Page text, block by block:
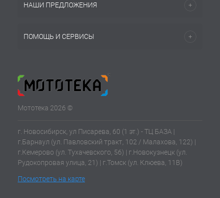
НАШИ ПРЕДЛОЖЕНИЯ
ПОМОЩЬ И СЕРВИСЫ
Мототека 2026 ©
г. Новосибирск, ул Писарева, 60 (1 эт.) - ТЦ БАЗА |
г.Барнаул (ул. Павловский тракт, 102 / Малахова, 122) |
г.Кемерово (ул. Тухачевского, 56) | г.Новокузнецк (ул.
Рудокопровая улица, 21) | г.Томск (ул. Клюева, 11В)
Посмотреть на карте